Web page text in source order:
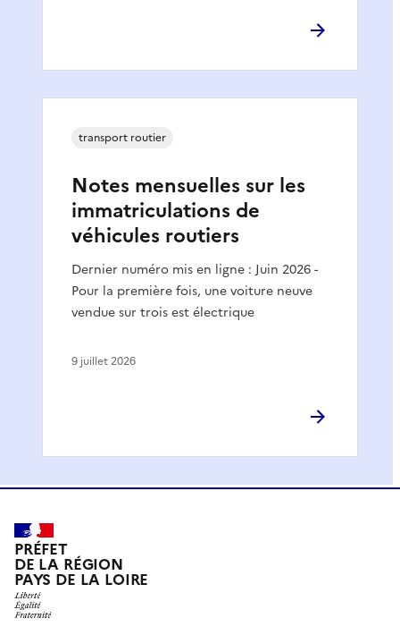
Notes mensuelles sur les
immatriculations de
véhicules routiers
Dernier numéro mis en ligne : Juin 2026 -
Pour la première fois, une voiture neuve
vendue sur trois est électrique
transport routier
9 juillet 2026
PRÉFET
DE LA RÉGION
PAYS DE LA LOIRE